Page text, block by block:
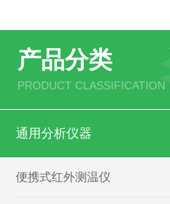
产品分类
PRODUCT CLASSIFICATION
通用分析仪器
便携式红外测温仪